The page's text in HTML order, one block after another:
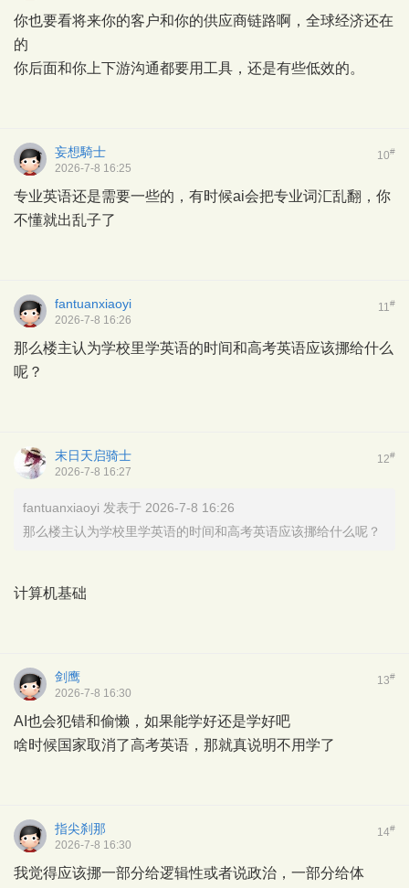
你也要看将来你的客户和你的供应商链路啊，全球经济还在
的
你后面和你上下游沟通都要用工具，还是有些低效的。
10#
妄想騎士
2026-7-8 16:25
专业英语还是需要一些的，有时候ai会把专业词汇乱翻，你
不懂就出乱子了
11#
fantuanxiaoyi
2026-7-8 16:26
那么楼主认为学校里学英语的时间和高考英语应该挪给什么
呢？
12#
末日天启骑士
2026-7-8 16:27
fantuanxiaoyi 发表于 2026-7-8 16:26
那么楼主认为学校里学英语的时间和高考英语应该挪给什么呢？
计算机基础
13#
剑鹰
2026-7-8 16:30
AI也会犯错和偷懒，如果能学好还是学好吧
啥时候国家取消了高考英语，那就真说明不用学了
14#
指尖刹那
2026-7-8 16:30
我觉得应该挪一部分给逻辑性或者说政治，一部分给体